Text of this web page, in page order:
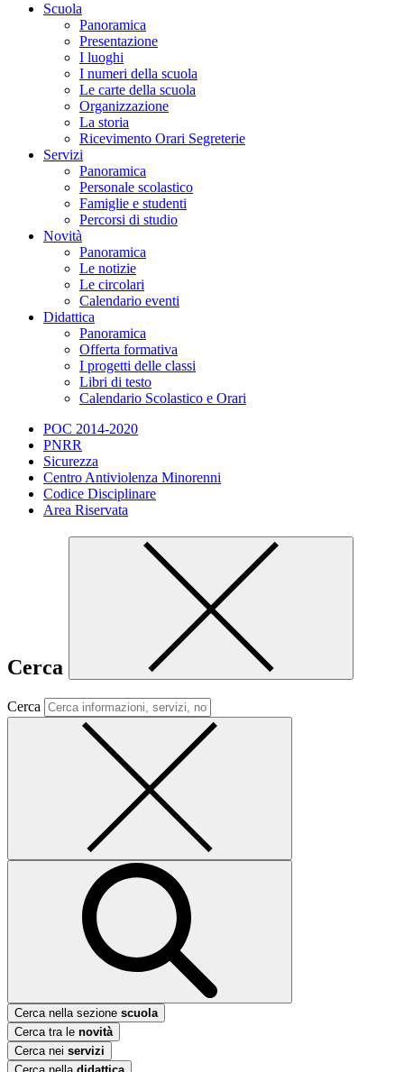
Scuola
Panoramica
Presentazione
I luoghi
I numeri della scuola
Le carte della scuola
Organizzazione
La storia
Ricevimento Orari Segreterie
Servizi
Panoramica
Personale scolastico
Famiglie e studenti
Percorsi di studio
Novità
Panoramica
Le notizie
Le circolari
Calendario eventi
Didattica
Panoramica
Offerta formativa
I progetti delle classi
Libri di testo
Calendario Scolastico e Orari
POC 2014-2020
PNRR
Sicurezza
Centro Antiviolenza Minorenni
Codice Disciplinare
Area Riservata
Cerca
Cerca
Cerca nella sezione scuola
Cerca tra le novità
Cerca nei servizi